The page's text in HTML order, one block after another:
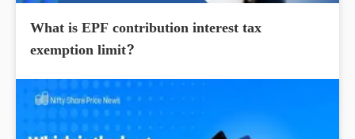
What is EPF contribution interest tax
exemption limit?